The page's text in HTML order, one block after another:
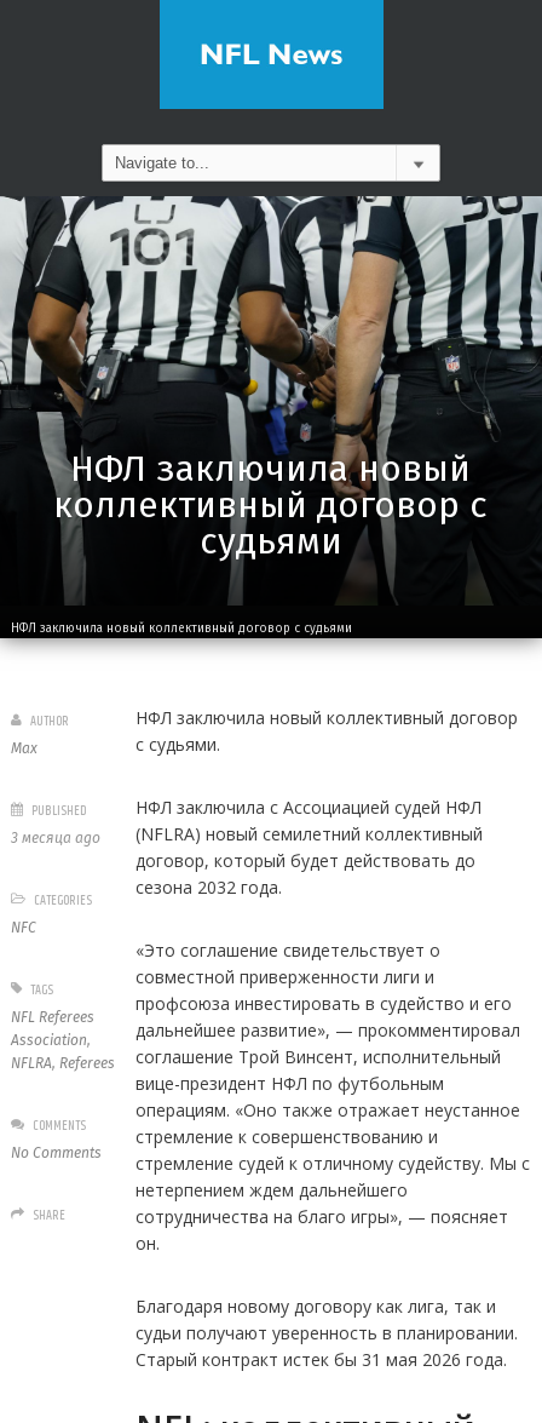
НФЛ заключила новый
коллективный договор с
судьями
НФЛ заключила новый коллективный договор с судьями
НФЛ заключила новый коллективный договор
с судьями.
НФЛ заключила с Ассоциацией судей НФЛ
(NFLRA) новый семилетний коллективный
договор, который будет действовать до
сезона 2032 года.
«Это соглашение свидетельствует о
совместной приверженности лиги и
профсоюза инвестировать в судейство и его
дальнейшее развитие», — прокомментировал
соглашение Трой Винсент, исполнительный
вице-президент НФЛ по футбольным
операциям. «Оно также отражает неустанное
стремление к совершенствованию и
стремление судей к отличному судейству. Мы с
нетерпением ждем дальнейшего
сотрудничества на благо игры», — поясняет
он.
Благодаря новому договору как лига, так и
судьи получают уверенность в планировании.
Старый контракт истек бы 31 мая 2026 года.
AUTHOR
Max
PUBLISHED
3 месяца ago
CATEGORIES
NFC
TAGS
NFL Referees
Association,
NFLRA, Referees
COMMENTS
No Comments
SHARE